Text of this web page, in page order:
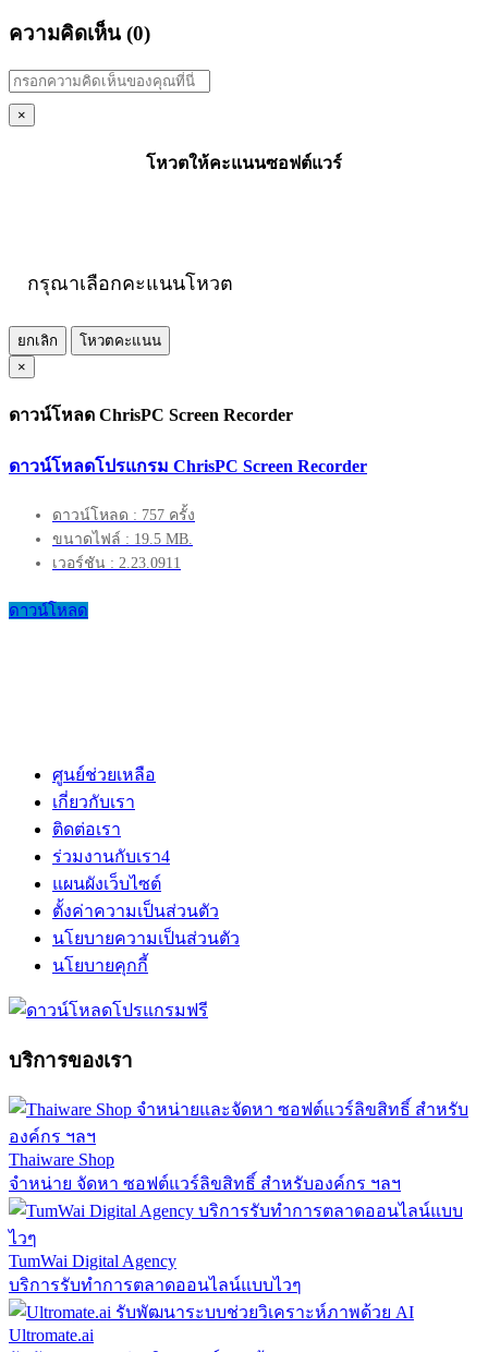
ความคิดเห็น (0)
×
โหวตให้คะแนนซอฟต์แวร์
กรุณาเลือกคะแนนโหวต
ยกเลิก
โหวตคะแนน
×
ดาวน์โหลด ChrisPC Screen Recorder
ดาวน์โหลดโปรแกรม ChrisPC Screen Recorder
ดาวน์โหลด : 757 ครั้ง
ขนาดไฟล์ : 19.5 MB.
เวอร์ชัน : 2.23.0911
ดาวน์โหลด
ศูนย์ช่วยเหลือ
เกี่ยวกับเรา
ติดต่อเรา
ร่วมงานกับเรา4
แผนผังเว็บไซต์
ตั้งค่าความเป็นส่วนตัว
นโยบายความเป็นส่วนตัว
นโยบายคุกกี้
บริการของเรา
Thaiware Shop
จำหน่าย จัดหา ซอฟต์แวร์ลิขสิทธิ์ สำหรับองค์กร ฯลฯ
TumWai Digital Agency
บริการรับทำการตลาดออนไลน์แบบไวๆ
Ultromate.ai